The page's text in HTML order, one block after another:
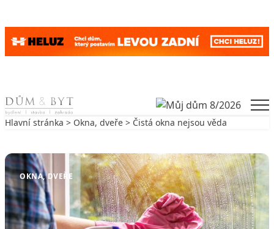
Skip to content
Hlavní stránka > Okna, dveře > Čistá okna nejsou věda
OKNA, DVEŘE